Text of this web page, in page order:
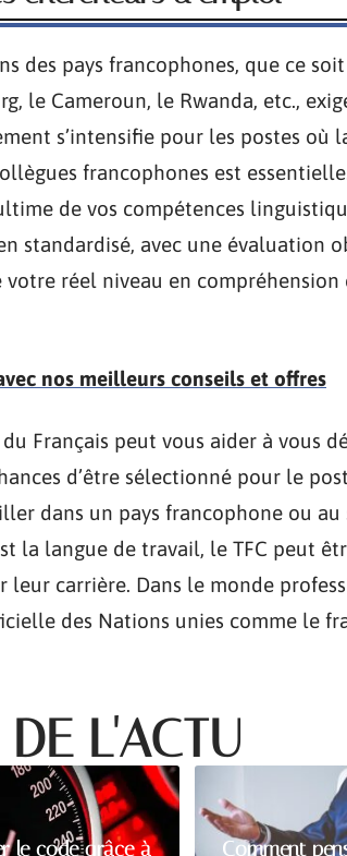
des pays francophones, que ce
le Cameroun, le Rwanda, etc.,
s’intensifie pour les postes où
francophones est
de vos compétences
standardisé, avec une évaluation
réel niveau en compréhension
nos meilleurs conseils et offres
Français peut vous aider à vous
d’être sélectionné pour le
dans un pays francophone ou au
la langue de travail, le TFC peut
carrière. Dans le monde
des Nations unies comme le
L'ACTU
le code grâce à Comment